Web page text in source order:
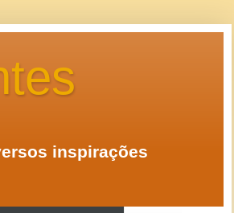
inspirações